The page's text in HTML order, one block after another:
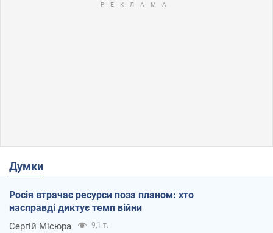
Думки
Росія втрачає ресурси поза планом: хто
насправді диктує темп війни
Сергій Місюра 9,1 т.